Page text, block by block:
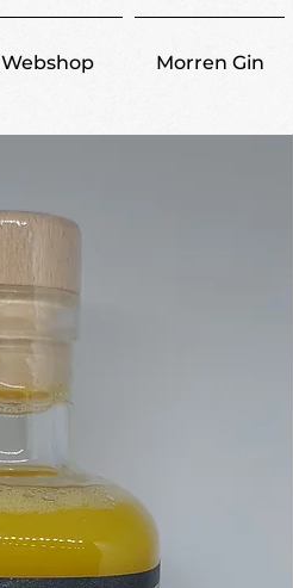
Webshop Morren Gin